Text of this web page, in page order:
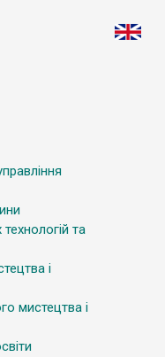
та
і
мистецтва і